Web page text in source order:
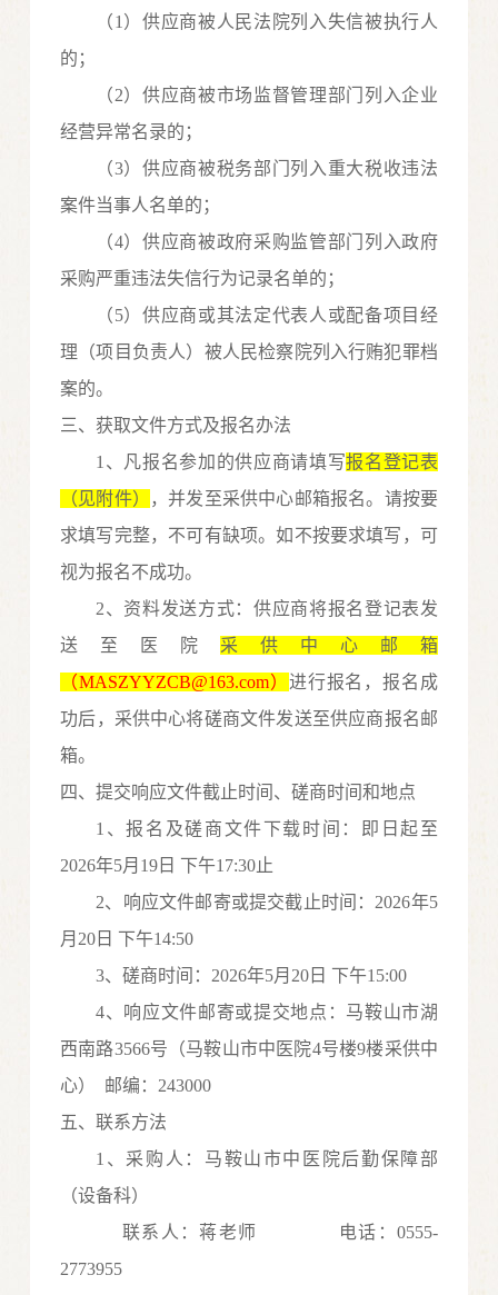
（1）供应商被人民法院列入失信被执行人
的；
（2）供应商被市场监督管理部门列入企业
经营异常名录的；
（3）供应商被税务部门列入重大税收违法
案件当事人名单的；
（4）供应商被政府采购监管部门列入政府
采购严重违法失信行为记录名单的；
（5）供应商或其法定代表人或配备项目经
理（项目负责人）被人民检察院列入行贿犯罪档
案的。
三、获取文件方式及报名办法
1、 凡报名参加的供应商请填写报名登记表
（见附件）
，并发至采供中心邮箱报名。请按要
求填写完整，不可有缺项。如不按要求填写，可
视为报名不成功。
2、资料发送方式：供应商将报名登记表发
送至医院 采供中心 邮箱
（MASZYYZCB@163.com） 进行报名，报名成
功后 ，采供中心将磋商文件发送至供应商报名邮
箱。
四、提交响应文件截止时间、磋商时间和地点
1 、报名及磋商文件下载时间 ：即日起至
2026年5月 19 日 下午17:30止
2、 响应文件邮寄或提交截止时间：2026年5
月20 日 下午14:50
3、磋商时间：2026年5月20 日 下午15:00
4、 响应文件邮寄或提交地点：马鞍山市湖
西南路3566号 （马鞍山市中医院4号楼9楼采供中
心） 邮编：243000
五、联系方法
1 、采购人：马鞍山市中医院后勤保障部
（设备科）
联系人：蒋老师 电话 ： 0555-
2773955